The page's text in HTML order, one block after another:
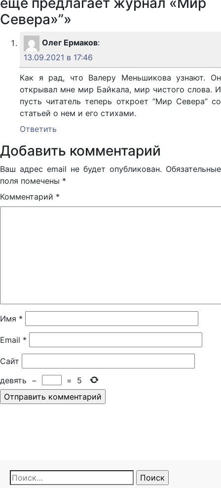
Севера»”»
Олег Ермаков:
13.09.2021 в 17:46
Как я рад, что Валеру Меньшикова узнают. Он
открывал мне мир Байкала, мир чистого слова. И
пусть читатель теперь откроет “Мир Севера” со
статьей о нем и его стихами.
Ответить
Добавить комментарий
Ваш адрес email не будет опубликован. Обязательные
поля помечены *
Комментарий *
Имя *
Email *
Сайт
девять − = 5
Найти: